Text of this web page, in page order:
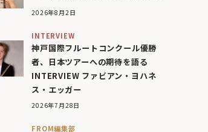
2026年8月2日
INTERVIEW
神戸国際フルートコンクール優勝
者、日本ツアーへの期待を語る
INTERVIEW ファビアン・ヨハネ
ス・エッガー
2026年7月28日
FROM編集部